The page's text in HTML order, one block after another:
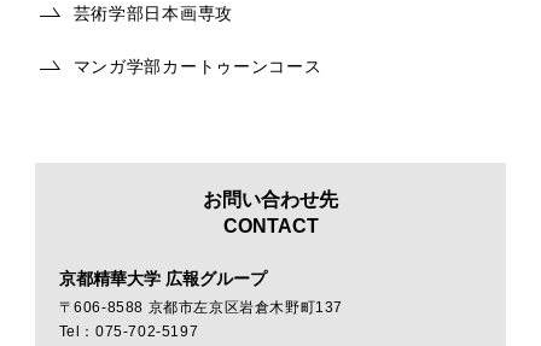
芸術学部日本画専攻
マンガ学部カートゥーンコース
お問い合わせ先
CONTACT
京都精華大学 広報グループ
〒606-8588 京都市左京区岩倉木野町137
Tel：075-702-5197